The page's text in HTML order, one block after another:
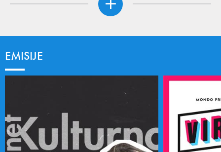
EMISIJE